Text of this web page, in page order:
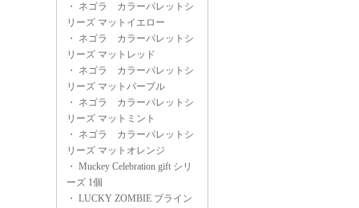
・ ネゴラ カラーパレットシ
リーズ マットイエロー
・ ネゴラ カラーパレットシ
リーズ マットレッド
・ ネゴラ カラーパレットシ
リーズ マットパープル
・ ネゴラ カラーパレットシ
リーズ マットミント
・ ネゴラ カラーパレットシ
リーズ マットオレンジ
・ Muckey Celebration gift シリ
ーズ 1個
・ LUCKY ZOMBIE ブライン